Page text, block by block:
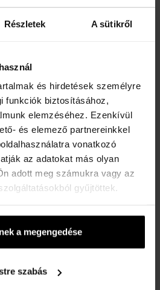
Részletek A sütikről
és hirdetések személyre
funkciók biztosításához,
elemzéséhez. Ezenkívül
és elemező partnereinkkel
vonatkozó
az adatokat más olyan
adott meg számukra vagy az
gyűjtöttek.
a megengedése
szabás
By KILIAN Flower of
Immortality Eau De Parfum
Eau de Parfum
50ml - Eau de Parfume -
Unisex
Raktáron
84360 Ft